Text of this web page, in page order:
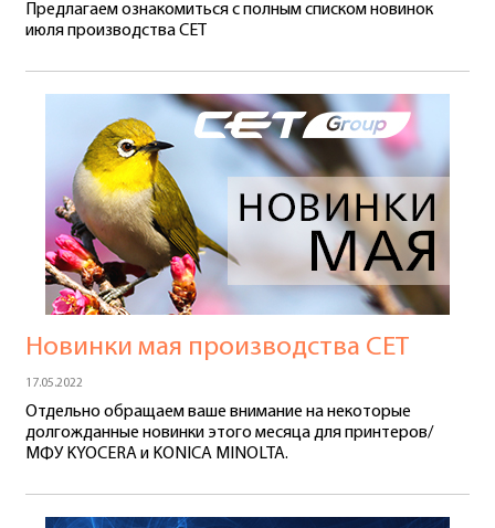
Предлагаем ознакомиться с полным списком новинок
июля производства CET
Новинки мая производства СЕТ
17.05.2022
Отдельно обращаем ваше внимание на некоторые
долгожданные новинки этого месяца для принтеров/
МФУ KYOCERA и KONICA MINOLTA.